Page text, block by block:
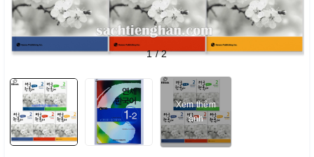
1/2
Xem thêm
ảnh